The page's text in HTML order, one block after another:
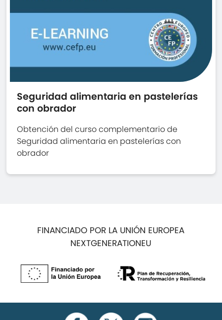
Seguridad alimentaria en pastelerías
con obrador
Obtención del curso complementario de
Seguridad alimentaria en pastelerías con
obrador
FINANCIADO POR LA UNIÓN EUROPEA
NEXTGENERATIONEU